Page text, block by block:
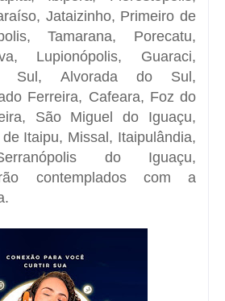
Jataizinho, Primeiro de
Tamarana, Porecatu,
Lupionópolis, Guaraci,
Sul, Alvorada do Sul,
Ferreira, Cafeara, Foz do
São Miguel do Iguaçu,
Itaipu, Missal, Itaipulândia,
do Iguaçu,
contemplados com a